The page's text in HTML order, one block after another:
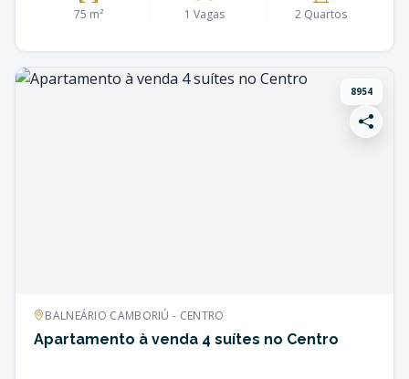
75 m² 1 Vagas 2 Quartos
8954
BALNEÁRIO CAMBORIÚ - CENTRO
Apartamento à venda 4 suítes no Centro